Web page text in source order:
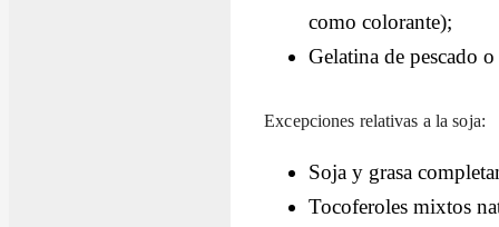
como colorante);
Gelatina de pescado
Excepciones relativas a la soja:
Soja y grasa
Tocoferoles mixtos